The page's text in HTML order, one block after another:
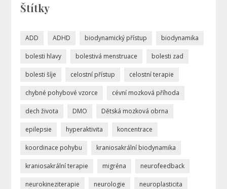
Štítky
ADD ADHD biodynamický přístup biodynamika
bolesti hlavy bolestivá menstruace bolesti zad
bolesti šíje celostní přístup celostní terapie
chybné pohybové vzorce cévní mozková příhoda
dech života DMO Dětská mozková obrna
epilepsie hyperaktivita koncentrace
koordinace pohybu kraniosakrální biodynamika
kraniosakrální terapie migréna neurofeedback
neurokineziterapie neurologie neuroplasticita